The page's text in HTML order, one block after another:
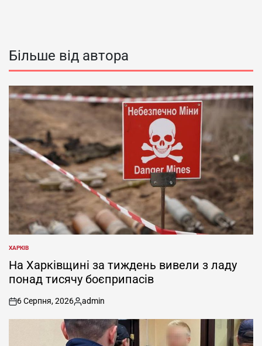
Більше від автора
ОПУБЛІКУВАТИ
У
ХАРКІВ
На Харківщині за тиждень вивели з ладу
понад тисячу боєприпасів
on
6 Серпня, 2026
Опубліковано
admin